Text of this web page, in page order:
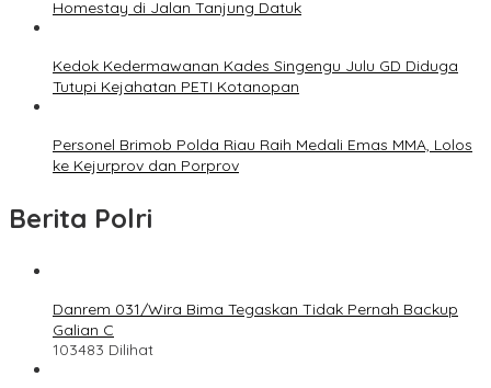
Homestay di Jalan Tanjung Datuk
Kedok Kedermawanan Kades Singengu Julu GD Diduga
Tutupi Kejahatan PETI Kotanopan
Personel Brimob Polda Riau Raih Medali Emas MMA, Lolos
ke Kejurprov dan Porprov
Berita Polri
Danrem 031/Wira Bima Tegaskan Tidak Pernah Backup
Galian C
103483 Dilihat